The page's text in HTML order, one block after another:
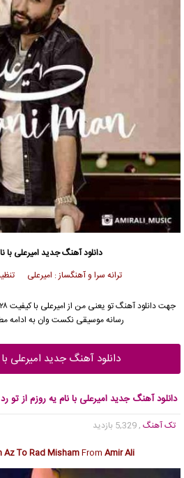
دانلود آهنگ جدیدامیرعلی با
ترانه سرا و آهنگساز : امیرعلی
جهت دانلود آهنگ تو یعنی من از امیرعلی
رسانه موسیقی نکست وان به ادامه
دانلود آهنگ جدید امیرعلی
دانلود آهنگ جدید امیرعلی با نام یه روزم از تو
تک آهنگ , 5,329 بازدید
Az To Rad MishamFrom Amir Ali